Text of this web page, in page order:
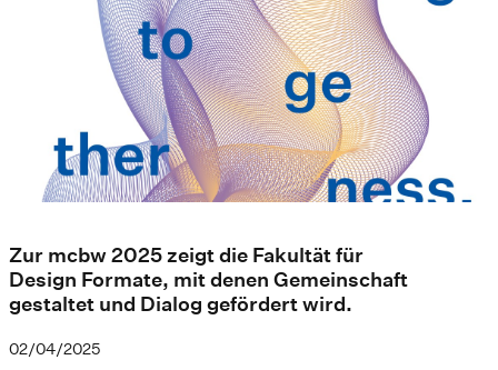
Zur mcbw 2025 zeigt die Fakultät für
Design Formate, mit denen Gemeinschaft
gestaltet und Dialog gefördert wird.
02/04/2025